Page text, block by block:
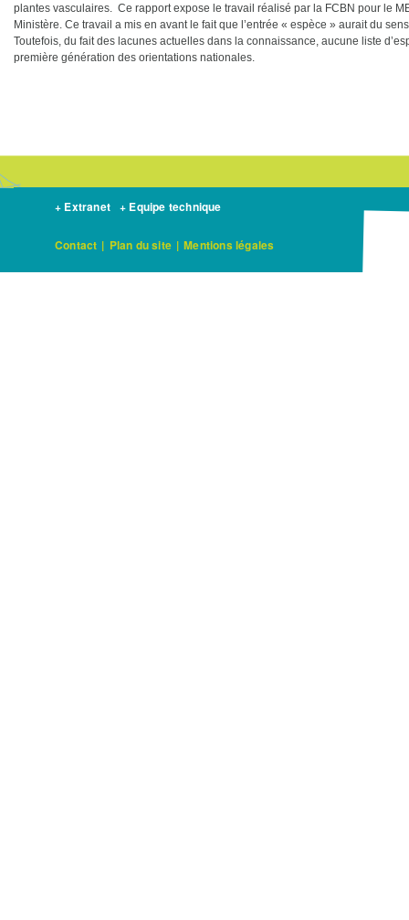
plantes vasculaires. Ce rapport expose le travail réalisé par la FCBN pour le
Ministère. Ce travail a mis en avant le fait que l’entrée « espèce » aurait du
Toutefois, du fait des lacunes actuelles dans la connaissance, aucune liste
première génération des orientations nationales.
+ Extranet + Equipe technique
Contact | Plan du site | Mentions légales